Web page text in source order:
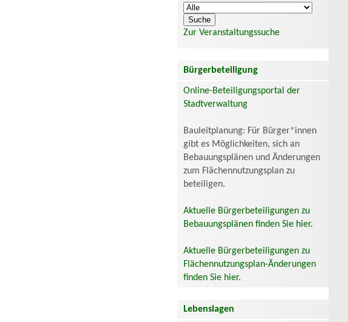
Zur Veranstaltungssuche
Bürgerbeteiligung
Online-Beteiligungsportal der
Stadtverwaltung
Bauleitplanung: Für Bürger*innen
gibt es Möglichkeiten, sich an
Bebauungsplänen und Änderungen
zum Flächennutzungsplan zu
beteiligen.
Aktuelle Bürgerbeteiligungen zu
Bebauungsplänen finden Sie hier.
Aktuelle Bürgerbeteiligungen zu
Flächennutzungsplan-Änderungen
finden Sie hier.
Lebenslagen